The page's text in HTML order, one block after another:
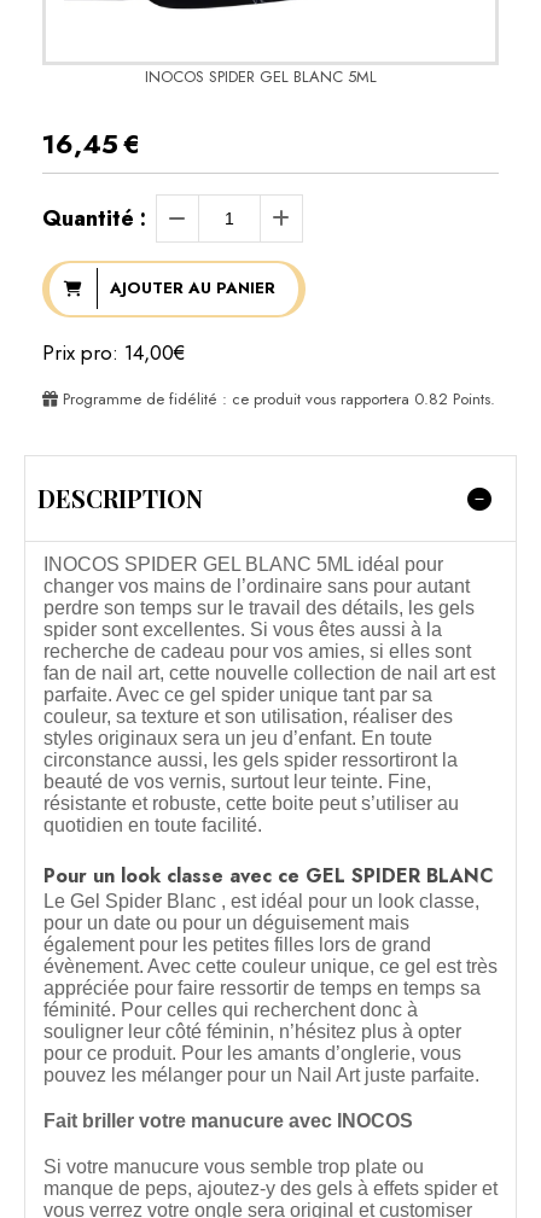
INOCOS SPIDER GEL BLANC 5ML
16,45€
Quantité :
AJOUTER AU PANIER
Prix pro: 14,00€
Programme de fidélité : ce produit vous rapportera 0.82 Points.
DESCRIPTION
INOCOS SPIDER GEL BLANC 5ML idéal pour
changer vos mains de l’ordinaire sans pour autant
perdre son temps sur le travail des détails, les gels
spider sont excellentes. Si vous êtes aussi à la
recherche de cadeau pour vos amies, si elles sont
fan de nail art, cette nouvelle collection de nail art est
parfaite. Avec ce gel spider unique tant par sa
couleur, sa texture et son utilisation, réaliser des
styles originaux sera un jeu d’enfant. En toute
circonstance aussi, les gels spider ressortiront la
beauté de vos vernis, surtout leur teinte. Fine,
résistante et robuste, cette boite peut s’utiliser au
quotidien en toute facilité.
Pour un look classe avec ce GEL SPIDER BLANC
Le Gel Spider Blanc , est idéal pour un look classe,
pour un date ou pour un déguisement mais
également pour les petites filles lors de grand
évènement. Avec cette couleur unique, ce gel est très
appréciée pour faire ressortir de temps en temps sa
féminité. Pour celles qui recherchent donc à
souligner leur côté féminin, n’hésitez plus à opter
pour ce produit. Pour les amants d’onglerie, vous
pouvez les mélanger pour un Nail Art juste parfaite.
Fait briller votre manucure avec INOCOS
Si votre manucure vous semble trop plate ou
manque de peps, ajoutez-y des gels à effets spider et
vous verrez votre ongle sera original et customiser